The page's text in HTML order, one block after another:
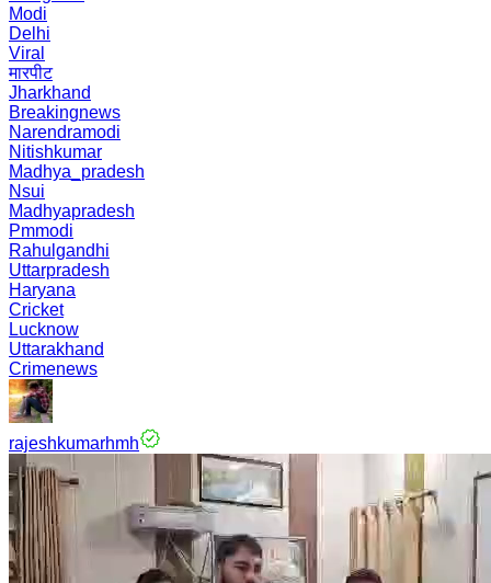
Modi
Delhi
Viral
मारपीट
Jharkhand
Breakingnews
Narendramodi
Nitishkumar
Madhya_pradesh
Nsui
Madhyapradesh
Pmmodi
Rahulgandhi
Uttarpradesh
Haryana
Cricket
Lucknow
Uttarakhand
Crimenews
rajeshkumarhmh